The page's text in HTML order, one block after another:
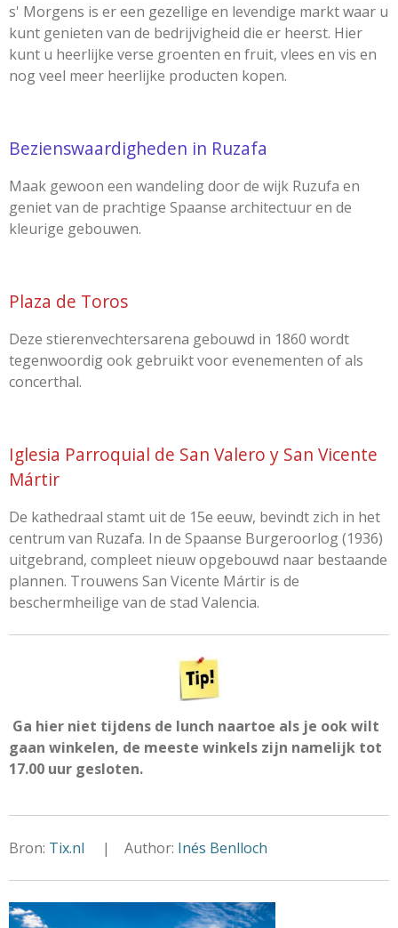
s' Morgens is er een gezellige en levendige markt waar u
kunt genieten van de bedrijvigheid die er heerst. Hier
kunt u heerlijke verse groenten en fruit, vlees en vis en
nog veel meer heerlijke producten kopen.
Bezienswaardigheden in Ruzafa
Maak gewoon een wandeling door de wijk Ruzufa en
geniet van de prachtige Spaanse architectuuren de
kleurige gebouwen.
Plaza de Toros
Deze stierenvechtersarena gebouwd in 1860 wordt
tegenwoordig ook gebruikt voor evenementen of als
concerthal.
Iglesia Parroquial de San Valero y San Vicente
Mártir
De kathedraal stamt uit de 15e eeuw, bevindt zich in het
centrum van Ruzafa. In de Spaanse Burgeroorlog (1936)
uitgebrand, compleet nieuw opgebouwd naar bestaande
plannen. Trouwens San Vicente Mártir is de
beschermheilige van de stad Valencia.
Ga hier niet tijdens de lunch naartoe als je ook wilt
gaan winkelen, de meeste winkels zijn namelijk tot
17.00 uur gesloten.
Bron: Tix.nl | Author: Inés Benlloch